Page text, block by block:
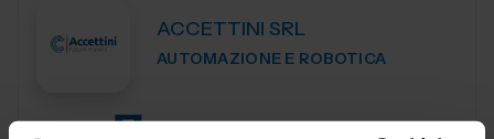
ACCETTINI SRL
AUTOMAZIONE E ROBOTICA
Padiglione:Pad. 30Stand:C05